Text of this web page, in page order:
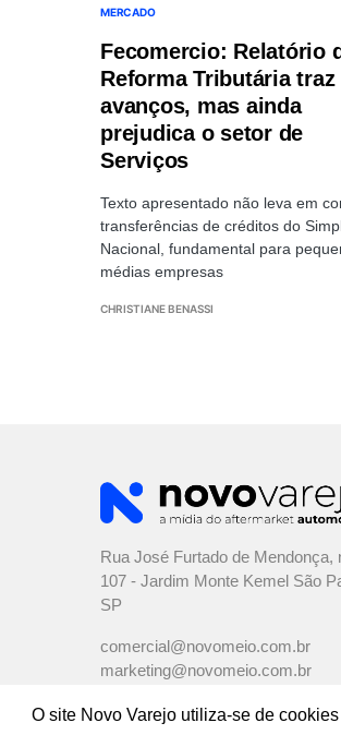
O site Novo Varejo utiliza-se de
MERCADO
Fecomercio: Relatório
Reforma Tributária traz
avanços, mas ainda
prejudica o setor de
Serviços
Texto apresentado não leva em
transferências de créditos do
Nacional, fundamental para
médias empresas
CHRISTIANE BENASSI
Rua José Furtado de Mendonça,
107 - Jardim Monte Kemel São
SP
comercial@novomeio.com.br
marketing@novomeio.com.br